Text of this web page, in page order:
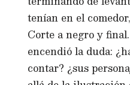
tenían en el
Corte a negro y
encendió la duda:
contar? ¿sus